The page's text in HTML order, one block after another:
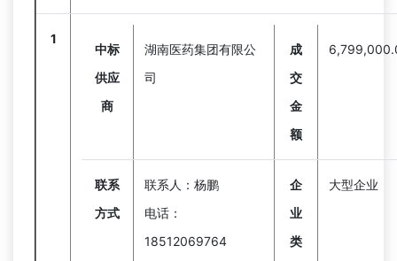
1
中标
供应
商
湖南医药集团有限公
司
成
交
金
额
联系
方式
联系人：杨鹏
电话：
18512069764
企
业
类
大型企业